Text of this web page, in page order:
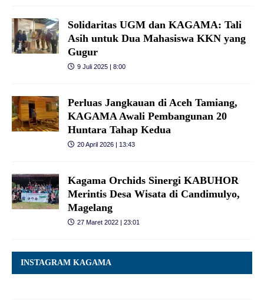
Solidaritas UGM dan KAGAMA: Tali
Asih untuk Dua Mahasiswa KKN yang
Gugur
9 Juli 2025 | 8:00
Perluas Jangkauan di Aceh Tamiang,
KAGAMA Awali Pembangunan 20
Huntara Tahap Kedua
20 April 2026 | 13:43
Kagama Orchids Sinergi KABUHOR
Merintis Desa Wisata di Candimulyo,
Magelang
27 Maret 2022 | 23:01
INSTAGRAM KAGAMA